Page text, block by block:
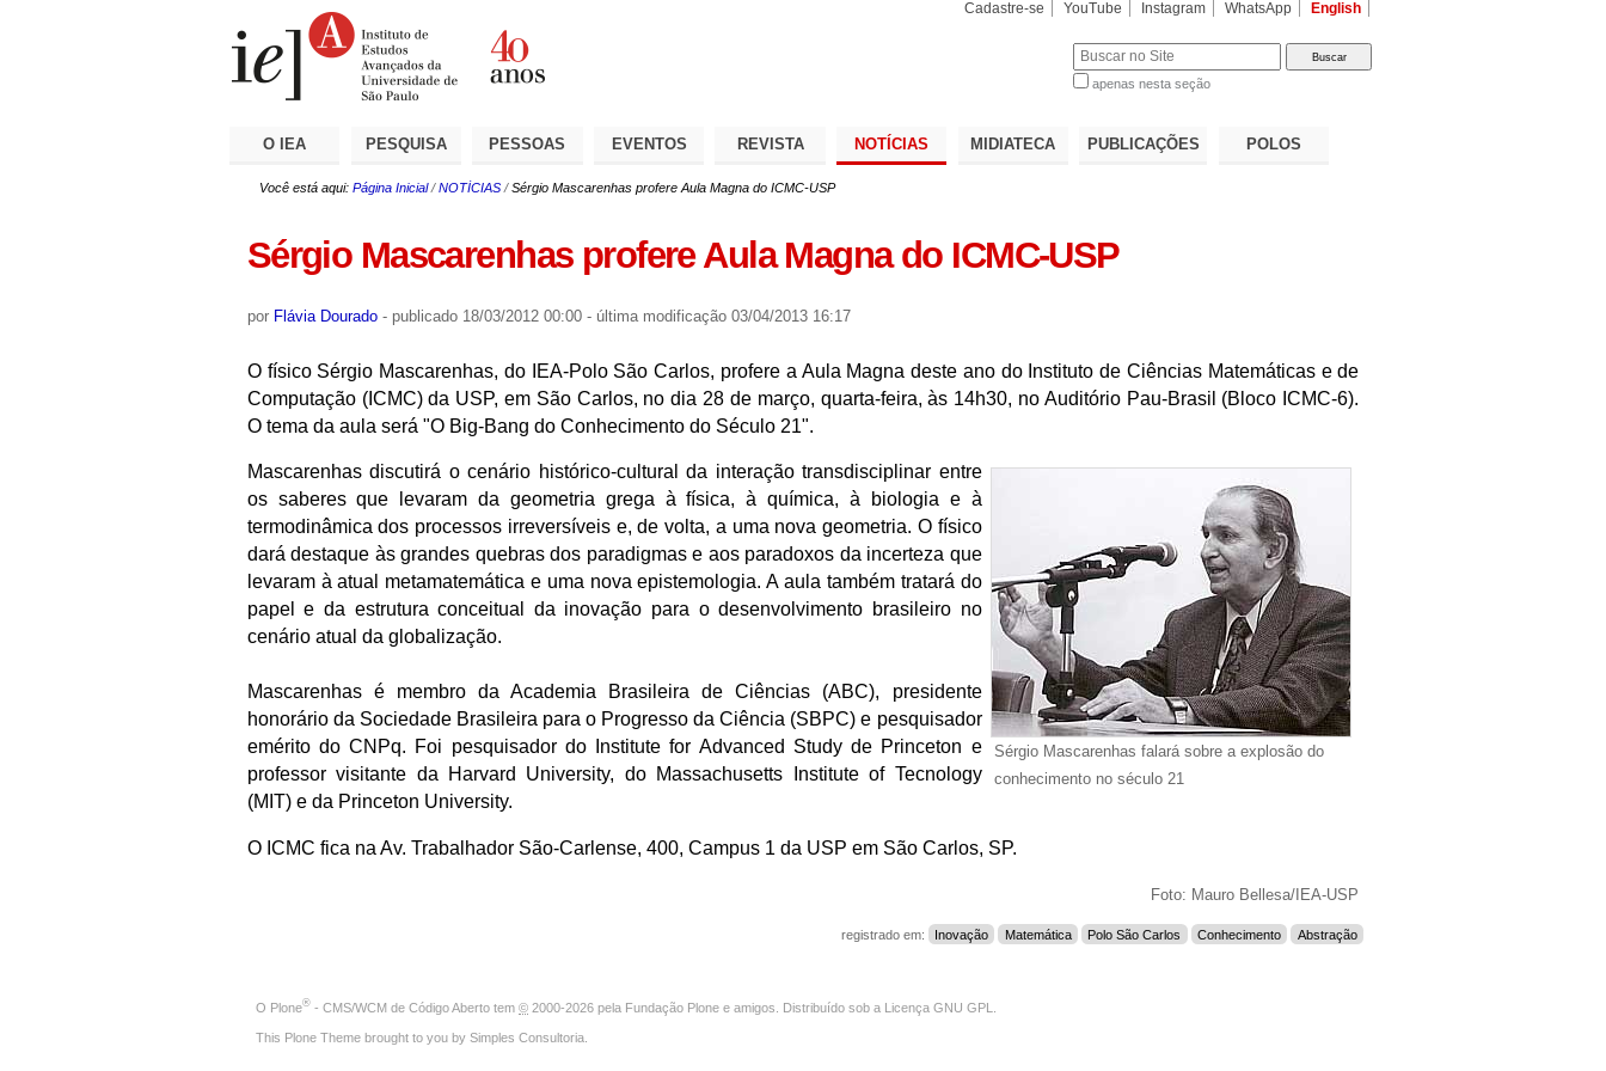
Cadastre-se YouTube Instagram WhatsApp English
apenas nesta seção
O IEA PESQUISA PESSOAS EVENTOS REVISTA NOTÍCIAS MIDIATECA PUBLICAÇÕES POLOS
Você está aqui: Página Inicial /NOTÍCIAS /Sérgio Mascarenhas profere Aula Magna do ICMC-USP
Sérgio Mascarenhas profere Aula Magna do ICMC-USP
por Flávia Dourado - publicado18/03/2012 00:00 - última modificação03/04/2013 16:17
O físico Sérgio Mascarenhas, do IEA-Polo São Carlos, profere a Aula Magna deste ano do Instituto de Ciências Matemáticas e de
Computação (ICMC) da USP, em São Carlos, no dia 28 de março, quarta-feira, às 14h30, no Auditório Pau-Brasil (Bloco ICMC-6).
O tema da aula será "O Big-Bang do Conhecimento do Século 21".
Sérgio Mascarenhas falará sobre a explosão do
conhecimento no século 21
Mascarenhas discutirá o cenário histórico-cultural da interação transdisciplinar entre
os saberes que levaram da geometria grega à física, à química, à biologia e à
termodinâmica dos processos irreversíveis e, de volta, a uma nova geometria. O físico
dará destaque às grandes quebras dos paradigmas e aos paradoxos da incerteza que
levaram à atual metamatemática e uma nova epistemologia. A aula também tratará do
papel e da estrutura conceitual da inovação para o desenvolvimento brasileiro no
cenário atual da globalização.
Mascarenhas é membro da Academia Brasileira de Ciências (ABC), presidente
honorário da Sociedade Brasileira para o Progresso da Ciência (SBPC) e pesquisador
emérito do CNPq. Foi pesquisador do Institute for Advanced Study de Princeton e
professor visitante da Harvard University, do Massachusetts Institute of Tecnology
(MIT) e da Princeton University.
O ICMC fica na Av. Trabalhador São-Carlense, 400, Campus 1 da USP em São Carlos, SP.
Foto: Mauro Bellesa/IEA-USP
registrado em: Inovação Matemática Polo São Carlos Conhecimento Abstração
O Plone® - CMS/WCM de Código Aberto tem © 2000-2026 pela Fundação Plone e amigos. Distribuído sob a Licença GNU GPL
This Plone Theme brought to you by Simples Consultoria